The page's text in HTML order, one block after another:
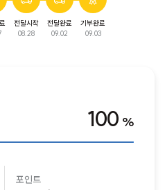
전달시작
08.28
전달완료
09.02
기부완료
09.03
다음 모금에서 만나요!
100 %
포인트